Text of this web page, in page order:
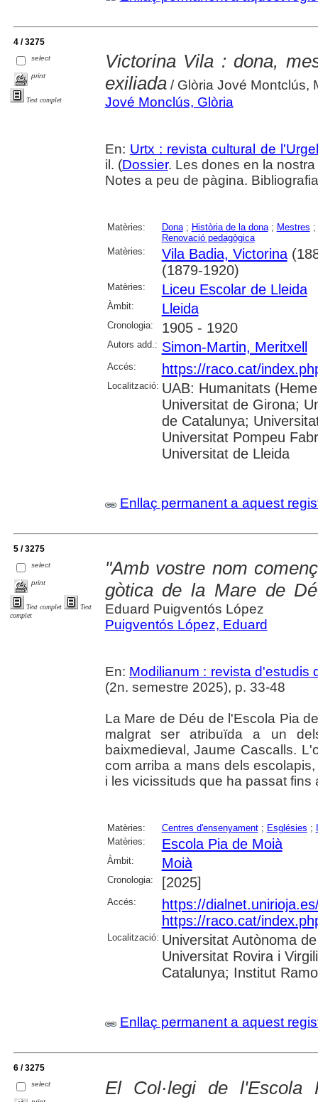
4 / 3275
select
print
Text complet
Victorina Vila : dona,
exiliada/ Glòria Jové Montclús,
Jové Monclús, Glòria
En: Urtx : revista cultural de
il. (Dossier. Les dones en la
Notes a peu de pàgina.
Matèries: Dona; Història de la dona; Mestres ;
Renovació pedagògica
Matèries:
Vila Badia, Victorina
(1879-1920)
Matèries: Liceu Escolar de Lleida
Àmbit: Lleida
Cronologia: 1905 - 1920
Autors add.: Simon-Martin, Meritxell
Accés: https://raco.cat/
Localització: UAB: Humanitats
Universitat de Girona;
de Catalunya;
Universitat Pompeu
Universitat de Lleida
Enllaç permanent a aquest
5 / 3275
select
print
Text complet
Text
complet
"Amb vostre nom
gòtica de la Mare de
Eduard Puigventós López
Puigventós López, Eduard
En: Modilianum : revista d'estudis
(2n. semestre 2025), p. 33-48
La Mare de Déu de l'Escola Pia
malgrat ser atribuïda a un
baixmedieval, Jaume Cascalls.
com arriba a mans dels
i les vicissituds que ha passat fins
Matèries: Centres d'ensenyament; Esglésies ;
Matèries:
Escola Pia de Moià
Àmbit: Moià
Cronologia: [2025]
Accés:
https://
https://raco.cat/
Localització: Universitat Autònoma
Universitat Rovira i
Catalunya; Institut
Enllaç permanent a aquest
6 / 3275
select
El Col·legi de l'Escola